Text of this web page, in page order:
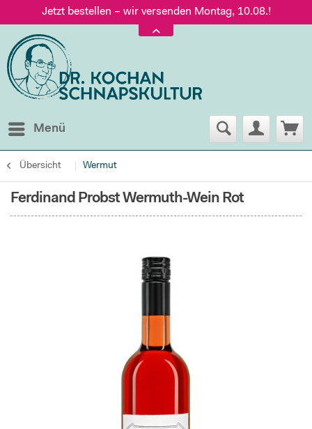
Jetzt bestellen – wir versenden Montag, 10.08.!
Versand nur 5,60 €, gratis ab 95 € Warenwert
Jetzt bestellen – wir versenden Montag, 10.08.!
Menü
Übersicht Wermut
Ferdinand Probst Wermuth-Wein Rot